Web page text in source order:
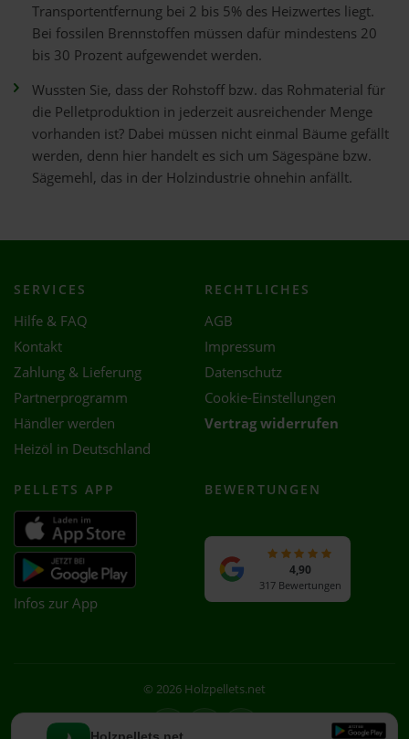
Transportentfernung bei 2 bis 5% des Heizwertes liegt.
Bei fossilen Brennstoffen müssen dafür mindestens 20
bis 30 Prozent aufgewendet werden.
Wussten Sie, dass der Rohstoff bzw. das Rohmaterial für
die Pelletproduktion in jederzeit ausreichender Menge
vorhanden ist? Dabei müssen nicht einmal Bäume gefällt
werden, denn hier handelt es sich um Sägespäne bzw.
Sägemehl, das in der Holzindustrie ohnehin anfällt.
Holzpellets.net
SERVICES
Hilfe & FAQ
Kontakt
Zahlung & Lieferung
Partnerprogramm
Händler werden
Heizöl in Deutschland
RECHTLICHES
AGB
Impressum
Datenschutz
Cookie-Einstellungen
Vertrag widerrufen
PELLETS APP
Infos zur App
BEWERTUNGEN
4,90
317 Bewertungen
© 2026 Holzpellets.net
Facebook